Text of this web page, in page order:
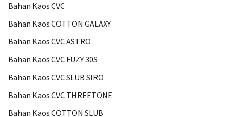
Bahan Kaos CVC
Bahan Kaos COTTON GALAXY
Bahan Kaos CVC ASTRO
Bahan Kaos CVC FUZY 30S
Bahan Kaos CVC SLUB SIRO
Bahan Kaos CVC THREETONE
Bahan Kaos COTTON SLUB